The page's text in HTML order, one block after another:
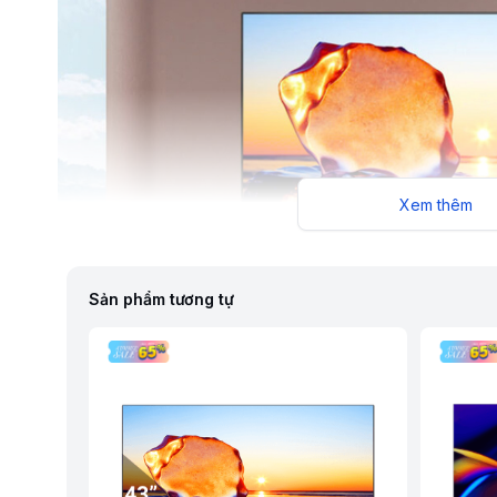
Smart Tivi Toshiba Full HD 43 Inch 43E31MP
Thiết kế hiện đại, kích thước dễ bố trí trong nhiều không
Xem thêm
Sản phẩm tương tự